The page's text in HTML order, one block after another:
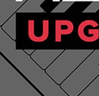
管楽器
アンプ